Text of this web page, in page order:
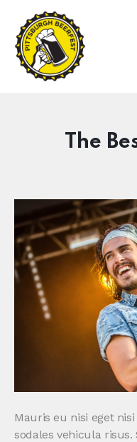
The
Mauris eu nisi eget
sodales vehicula